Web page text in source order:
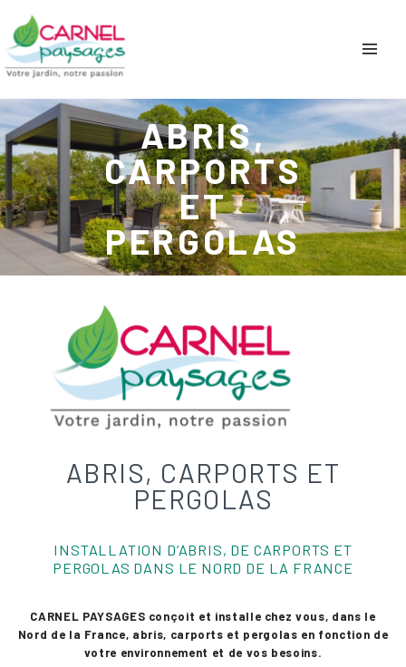
ABRIS,
CARPORTS
ET
PERGOLAS
ABRIS, CARPORTS ET
PERGOLAS
INSTALLATION D’ABRIS, DE CARPORTS ET
PERGOLAS DANS LE NORD DE LA FRANCE
CARNEL PAYSAGES conçoit et installe chez vous, dans le
Nord de la France, abris, carports et pergolas en fonction de
votre environnement et de vos besoins.